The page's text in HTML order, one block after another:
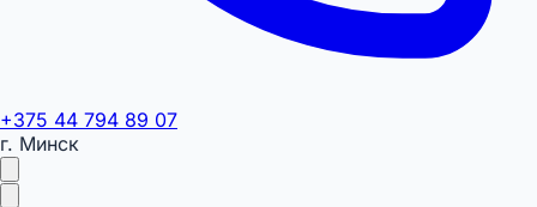
+375 44 794 89 07
г. Минск